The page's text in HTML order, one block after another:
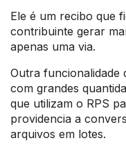
Ele é um recibo que
contribuinte gerar
apenas uma via.
Outra funcionalidade
com grandes
que utilizam o RPS
providencia a
arquivos em lotes.